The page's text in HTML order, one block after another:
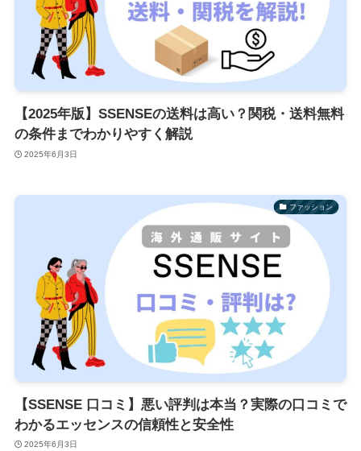
【2025年版】SSENSEの送料は高い？関税・送料無料
の条件までわかりやすく解説
2025年6月3日
ファッション
【SSENSE 口コミ】悪い評判は本当？実際の口コミで
わかるエッセンスの信頼性と安全性
2025年6月3日